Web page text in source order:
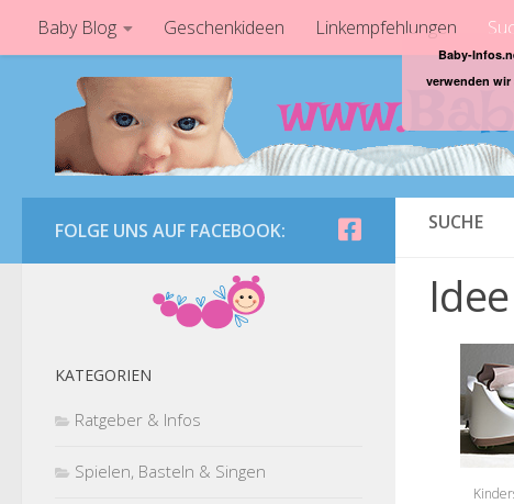
Baby Blog Geschenkideen Linkempfehlungen
SUCHE
FOLGE UNS AUF FACEBOOK:
KATEGORIEN
Ratgeber & Infos
Spielen, Basteln & Singen
Baby-
verwenden